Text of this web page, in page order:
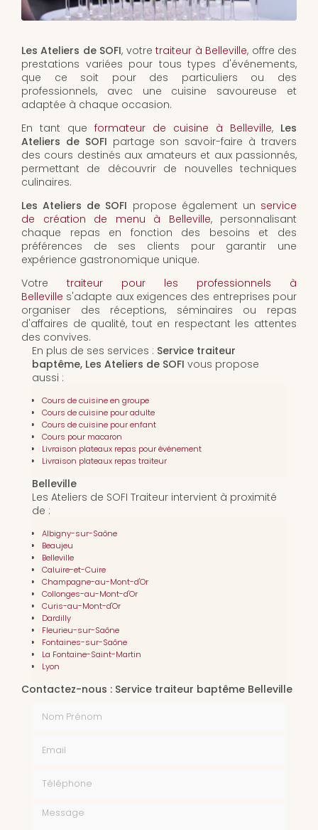
Les Ateliers de SOFI, votretraiteur à Belleville, offre des
prestations variées pour tous types d'événements,
que ce soit pour des particuliers ou des
professionnels, avec une cuisine savoureuse et
adaptée à chaque occasion.
En tant que formateur de cuisine à Belleville, Les
Ateliers de SOFI partage son savoir-faire à travers
des cours destinés aux amateurs et aux passionnés,
permettant de découvrir de nouvelles techniques
culinaires.
Les Ateliers de SOFI propose également un service
de création de menu à Belleville, personnalisant
chaque repas en fonction des besoins et des
préférences de ses clients pour garantir une
expérience gastronomique unique.
Votre traiteur pour les professionnels à
Belleville s'adapte aux exigences des entreprises pour
organiser des réceptions, séminaires ou repas
d'affaires de qualité, tout en respectant les attentes
des convives.
En plus de ses services : Service traiteur
baptême, Les Ateliers de SOFI vous propose
aussi :
Cours de cuisine en groupe
Cours de cuisine pour adulte
Cours de cuisine pour enfant
Cours pour macaron
Livraison plateaux repas pour événement
Livraison plateaux repas traiteur
Belleville
Les Ateliers de SOFI Traiteur intervient à proximité
de :
Albigny-sur-Saône
Beaujeu
Belleville
Caluire-et-Cuire
Champagne-au-Mont-d'Or
Collonges-au-Mont-d'Or
Curis-au-Mont-d'Or
Dardilly
Fleurieu-sur-Saône
Fontaines-sur-Saône
La Fontaine-Saint-Martin
Lyon
Contactez-nous : Service traiteur baptême Belleville
Message